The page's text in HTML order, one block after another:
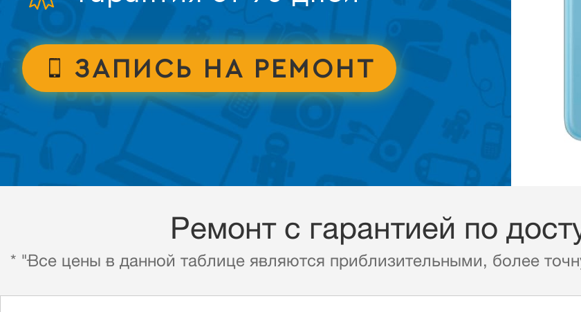
ЗАПИСЬ НА РЕМОНТ
Ремонт с гарантией по
* "Все цены в данной таблице являются приблизительными, более